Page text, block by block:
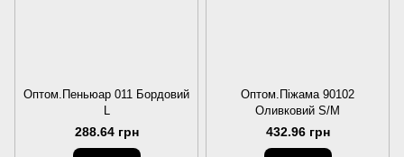
Оптом.Пеньюар 011 Бордовий
L
288.64 грн
Оптом.Піжама 90102
Оливковий S/M
432.96 грн